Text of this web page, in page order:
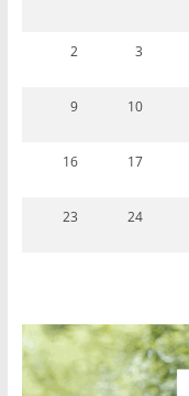
2 3
9 10
16 17
23 24